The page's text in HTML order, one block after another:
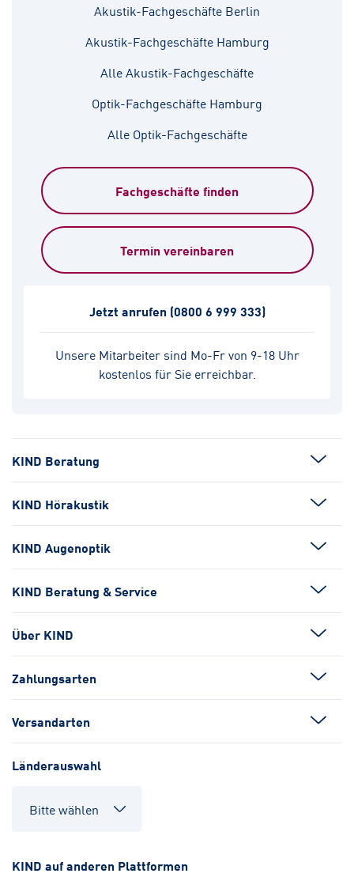
Akustik-Fachgeschäfte Berlin
Akustik-Fachgeschäfte Hamburg
Alle Akustik-Fachgeschäfte
Optik-Fachgeschäfte Hamburg
Alle Optik-Fachgeschäfte
Fachgeschäfte finden
Termin vereinbaren
Unsere Mitarbeiter sind Mo-Fr von 9-18 Uhr
kostenlos für Sie erreichbar.
Jetzt anrufen (0800 6 999 333)
KIND Beratung
KIND Hörakustik
KIND Augenoptik
KIND Beratung & Service
Über KIND
Zahlungsarten
Versandarten
Länderauswahl
KIND auf anderen Plattformen